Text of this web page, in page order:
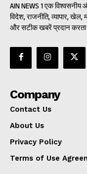
AIN NEWS 1 एक विश्वसनीय
विदेश, राजनीति, व्यापार,
और सटीक खबरें प्रदान
Company
Contact Us
About Us
Privacy Policy
Terms of Use